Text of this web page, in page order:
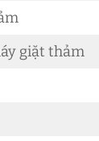
giặt thảm